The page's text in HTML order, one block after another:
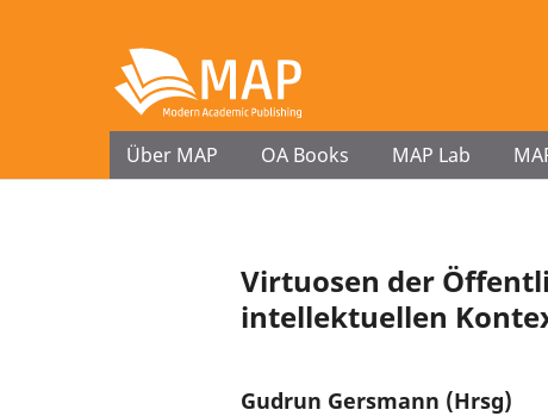
Über MAP OA Books MAP Lab
Virtuosen der
intellektuellen
Gudrun Gersmann (Hrsg)